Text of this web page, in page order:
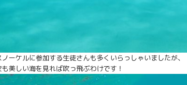
ーケルに参加する生徒さんも多くいらっしゃいましたが、
美しい海を見れば吹っ飛ぶわけです！